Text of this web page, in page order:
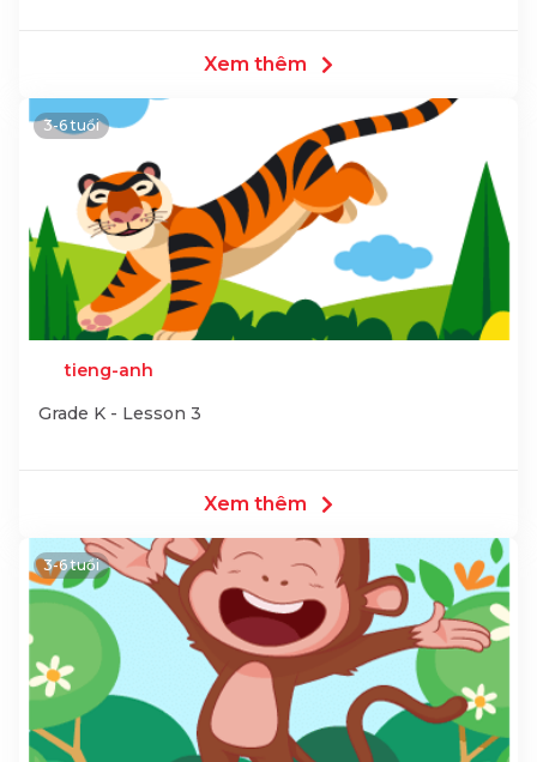
Xem thêm
3-6 tuổi
tieng-anh
Grade K - Lesson 3
Xem thêm
3-6 tuổi